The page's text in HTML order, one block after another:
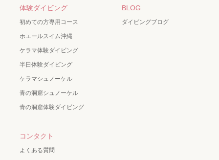
体験ダイビング
初めての方専用コース
ホエールスイム沖縄
ケラマ体験ダイビング
半日体験ダイビング
ケラマシュノーケル
青の洞窟シュノーケル
青の洞窟体験ダイビング
BLOG
ダイビングブログ
コンタクト
よくある質問